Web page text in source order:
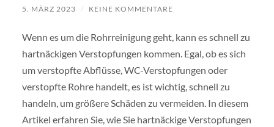
5. MÄRZ 2023 / KEINE KOMMENTARE
Wenn es um die Rohrreinigung geht, kann es schnell zu
hartnäckigen Verstopfungen kommen. Egal, ob es sich
um verstopfte Abflüsse, WC-Verstopfungen oder
verstopfte Rohre handelt, es ist wichtig, schnell zu
handeln, um größere Schäden zu vermeiden. In diesem
Artikel erfahren Sie, wie Sie hartnäckige Verstopfungen